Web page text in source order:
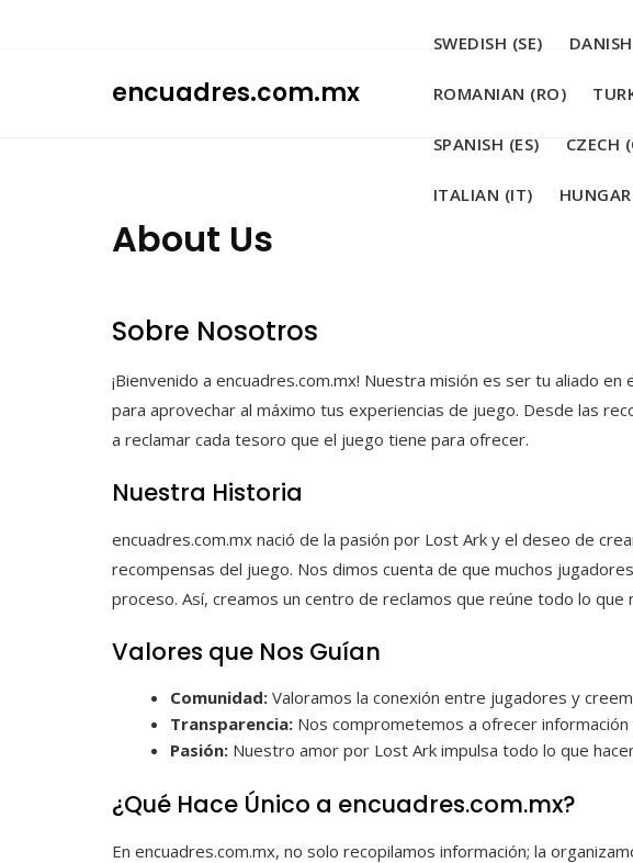
encuadres.com.mx
SWEDISH (SE)
ROMANIAN (RO)
SPANISH (ES) CZECH
ITALIAN (IT)
About Us
Sobre Nosotros
¡Bienvenido a encuadres.com.mx! Nuestra misión es ser tu aliado
para aprovechar al máximo tus experiencias de juego. Desde las
a reclamar cada tesoro que el juego tiene para ofrecer.
Nuestra Historia
encuadres.com.mx nació de la pasión por Lost Ark y el deseo de
recompensas del juego. Nos dimos cuenta de que muchos
proceso. Así, creamos un centro de reclamos que reúne todo lo que
Valores que Nos Guían
Comunidad: Valoramos la conexión entre jugadores y
Transparencia: Nos comprometemos a ofrecer
Pasión: Nuestro amor por Lost Ark impulsa todo lo que
¿Qué Hace Único a encuadres.com.mx?
En encuadres.com.mx, no solo recopilamos información; la